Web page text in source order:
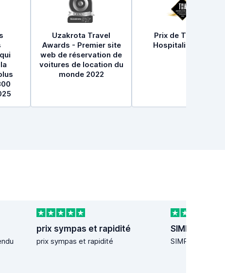
Uzakrota Travel
Awards - Premier site
web de réservation de
voitures de location du
monde 2022
Prix de Travel &
Hospitality 2021
prix sympas et rapidité
prix sympas et rapidité
SIMPLE ET
SIMPLE ET